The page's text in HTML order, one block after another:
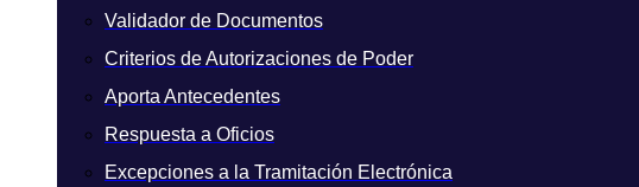
Validador de Documentos
Criterios de Autorizaciones de Poder
Aporta Antecedentes
Respuesta a Oficios
Excepciones a la Tramitación Electrónica